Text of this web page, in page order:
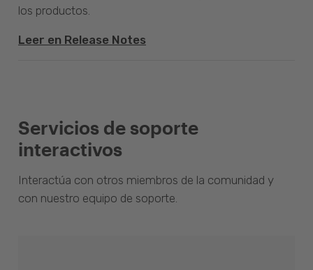
los productos.
Leer en Release Notes
Servicios de soporte
interactivos
Interactúa con otros miembros de la comunidad y
con nuestro equipo de soporte.